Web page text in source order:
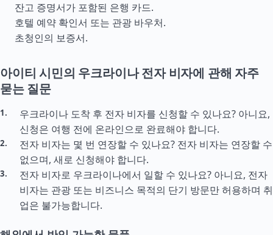
잔고 증명서가 포함된 은행 카드.
호텔 예약 확인서 또는 관광 바우처.
초청인의 보증서.
아이티 시민의 우크라이나 전자 비자에 관해 자주
묻는 질문
우크라이나 도착 후 전자 비자를 신청할 수 있나요? 아니요,
신청은 여행 전에 온라인으로 완료해야 합니다.
전자 비자는 몇 번 연장할 수 있나요? 전자 비자는 연장할 수
없으며, 새로 신청해야 합니다.
전자 비자로 우크라이나에서 일할 수 있나요? 아니요, 전자
비자는 관광 또는 비즈니스 목적의 단기 방문만 허용하며 취
업은 불가능합니다.